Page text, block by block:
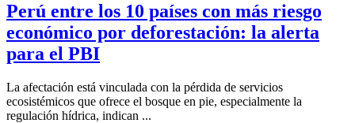
Perú entre los 10 países con más riesgo
económico por deforestación: la alerta
para el PBI
La afectación está vinculada con la pérdida de servicios
ecosistémicos que ofrece el bosque en pie, especialmente la
regulación hídrica, indican ...